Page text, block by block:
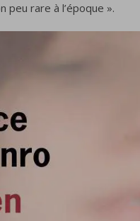
peu rare à l’époque ».